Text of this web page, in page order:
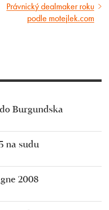
Následující
článek
Právnický dealmaker roku
podle motejlek.com
Burgundska
na sudu
2008